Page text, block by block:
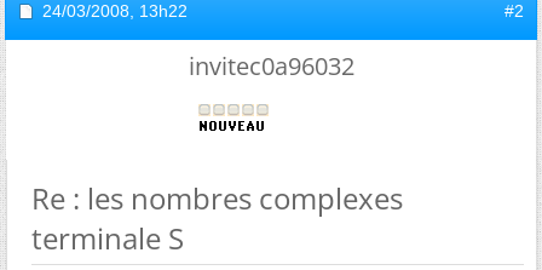
24/03/2008, 13h22 #2
invitec0a96032
Re : les nombres complexes
terminale S